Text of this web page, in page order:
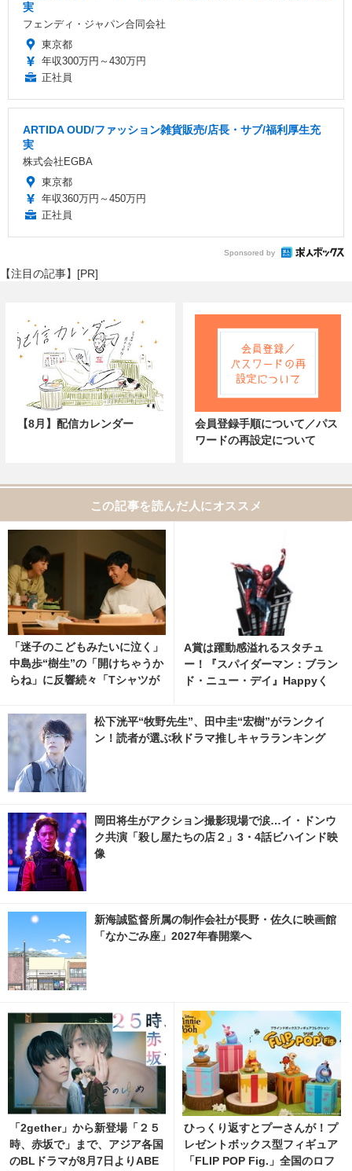
実
フェンディ・ジャパン合同会社
東京都
年収300万円～430万円
正社員
ARTIDA OUD/ファッション雑貨販売/店長・サブ/福利厚生充
実
株式会社EGBA
東京都
年収360万円～450万円
正社員
Sponsored by
【注目の記事】[PR]
【8月】配信カレンダー
会員登録手順について／パス
ワードの再設定について
この記事を読んだ人にオススメ
「迷子のこどもみたいに泣く」
中島歩“樹生”の「開けちゃうか
らね」に反響続々「Tシャツが
A賞は躍動感溢れるスタチュ
ー！『スパイダーマン：ブラン
ド・ニュー・デイ』Happyく
松下洸平“牧野先生”、田中圭“宏樹”がランクイ
ン！読者が選ぶ秋ドラマ推しキャラランキング
岡田将生がアクション撮影現場で涙…イ・ドンウ
ク共演「殺し屋たちの店２」3・4話ビハインド映
像
新海誠監督所属の制作会社が長野・佐久に映画館
「なかごみ座」2027年春開業へ
「2gether」から新登場「２５
時、赤坂で」まで、アジア各国
のBLドラマが8月7日よりABE
ひっくり返すとプーさんが！プ
レゼントボックス型フィギュア
「FLIP POP Fig.」全国のロフ